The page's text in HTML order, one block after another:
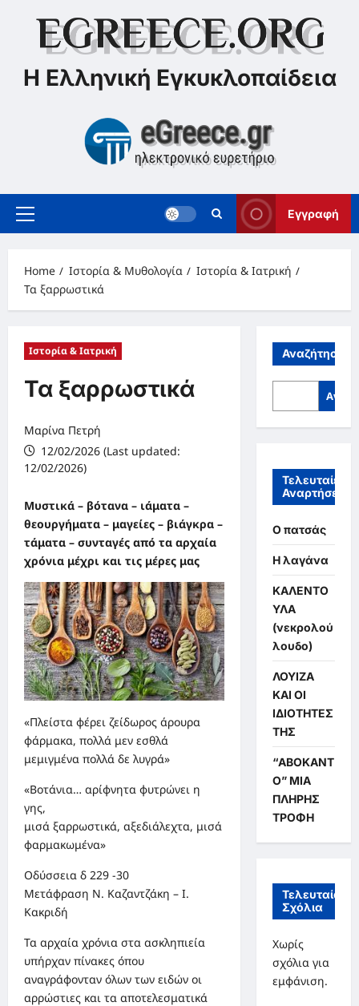
Η Ελληνική Εγκυκλοπαίδεια
Primary
Εγγραφή
Home Ιστορία & Μυθολογία
Ιστορία & Ιατρική
Τα ξαρρωστικά
Ιστορία & Ιατρική
Τα ξαρρωστικά
Μαρίνα Πετρή
12/02/2026 (Last updated:
12/02/2026)
Μυστικά – βότανα – ιάματα –
θεουργήματα – μαγείες – βιάγκρα –
τάματα – συνταγές από τα αρχαία
χρόνια μέχρι και τις μέρες μας
«Πλείστα φέρει ζείδωρος άρουρα
φάρμακα, πολλά μεν εσθλά
μεμιγμένα πολλά δε λυγρά»
«Βοτάνια… αρίφνητα φυτρώνει η
γης,
μισά ξαρρωστικά, αξεδιάλεχτα, μισά
φαρμακωμένα»
Οδύσσεια δ 229 -30
Μετάφραση Ν. Καζαντζάκη – Ι.
Κακριδή
Τα αρχαία χρόνια στα ασκληπιεία
υπήρχαν πίνακες όπου
αναγράφονταν όλων των ειδών οι
αρρώστιες και τα αποτελεσματικά
Αναζήτηση
Τελευταίες
Αναρτήσεις
Ο πατσάς
Η λαγάνα
ΚΑΛΕΝΤΟ
ΥΛΑ
(νεκρολού
λουδο)
ΛΟΥΙΖΑ
ΚΑΙ ΟΙ
ΙΔΙΟΤΗΤΕΣ
ΤΗΣ
“ΑΒΟΚΑΝΤ
Ο” ΜΙΑ
ΠΛΗΡΗΣ
ΤΡΟΦΗ
Τελευταία
Σχόλια
Χωρίς
σχόλια για
εμφάνιση.